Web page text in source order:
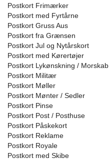
Postkort Frimærker
Postkort med Fyrtårne
Postkort Gruss Aus
Postkort fra Grænsen
Postkort Jul og Nytårskort
Postkort med Kørertøjer
Postkort Lykønskning / Morskab
Postkort Militær
Postkort Møller
Postkort Mønter / Sedler
Postkort Pinse
Postkort Post / Posthuse
Postkort Påskekort
Postkort Reklame
Postkort Royale
Postkort med Skibe